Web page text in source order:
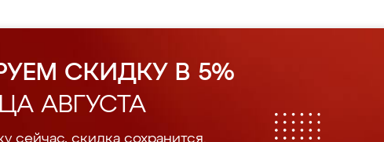
СКИДКУ В 5%
АВГУСТА
сейчас, скидка сохранится.